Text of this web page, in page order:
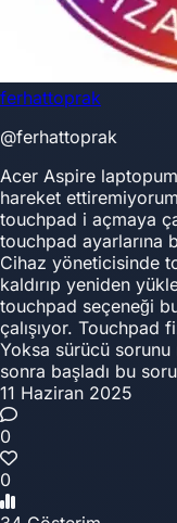
ferhattoprak
@ferhattoprak
Acer Aspire
hareket
touchpad i açmaya
touchpad ayarlarına
Cihaz yöneticisinde
kaldırıp yeniden
touchpad seçeneği
çalışıyor. Touchpad
Yoksa sürücü
sonra başladı bu
11 Haziran 2025
0
0